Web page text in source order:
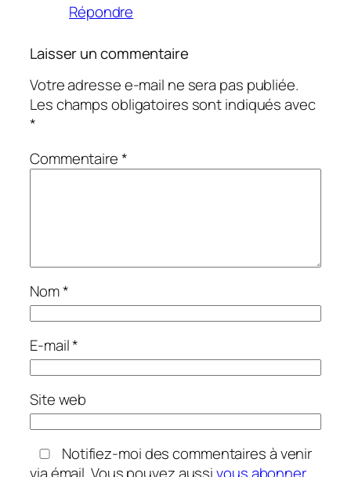
Répondre
Laisser un commentaire
Votre adresse e-mail ne sera pas publiée.
Les champs obligatoires sont indiqués avec
*
Commentaire*
Nom*
E-mail*
Site web
Notifiez-moi des commentaires à venir